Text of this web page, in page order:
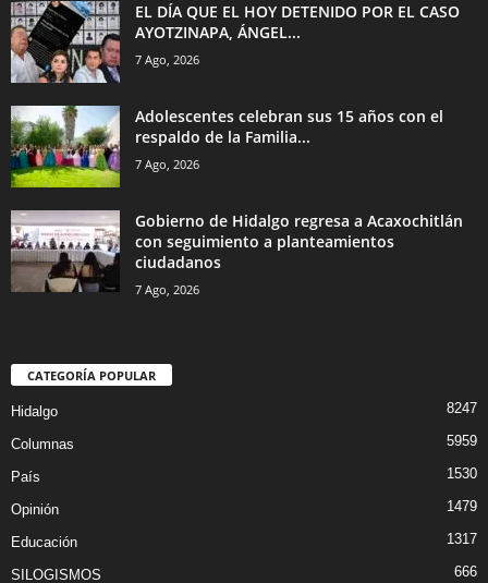
EL DÍA QUE EL HOY DETENIDO POR EL CASO
AYOTZINAPA, ÁNGEL...
7 Ago, 2026
Adolescentes celebran sus 15 años con el
respaldo de la Familia...
7 Ago, 2026
Gobierno de Hidalgo regresa a Acaxochitlán
con seguimiento a planteamientos
ciudadanos
7 Ago, 2026
CATEGORÍA POPULAR
Hidalgo 8247
Columnas 5959
País 1530
Opinión 1479
Educación 1317
SILOGISMOS 666